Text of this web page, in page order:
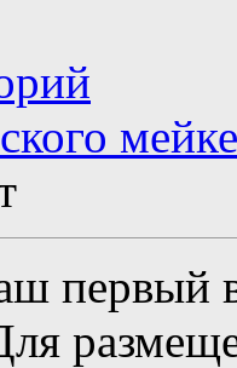
первый